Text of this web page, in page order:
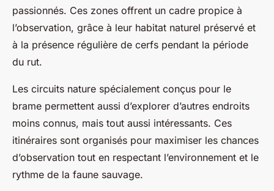
passionnés. Ces zones offrent un cadre propice à
l’observation, grâce à leur habitat naturel préservé et
à la présence régulière de cerfs pendant la période
du rut.
Les circuits nature spécialement conçus pour le
brame permettent aussi d’explorer d’autres endroits
moins connus, mais tout aussi intéressants. Ces
itinéraires sont organisés pour maximiser les chances
d’observation tout en respectant l’environnement et le
rythme de la faune sauvage.